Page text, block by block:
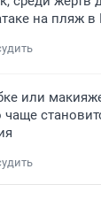
на пляж
или
чаще